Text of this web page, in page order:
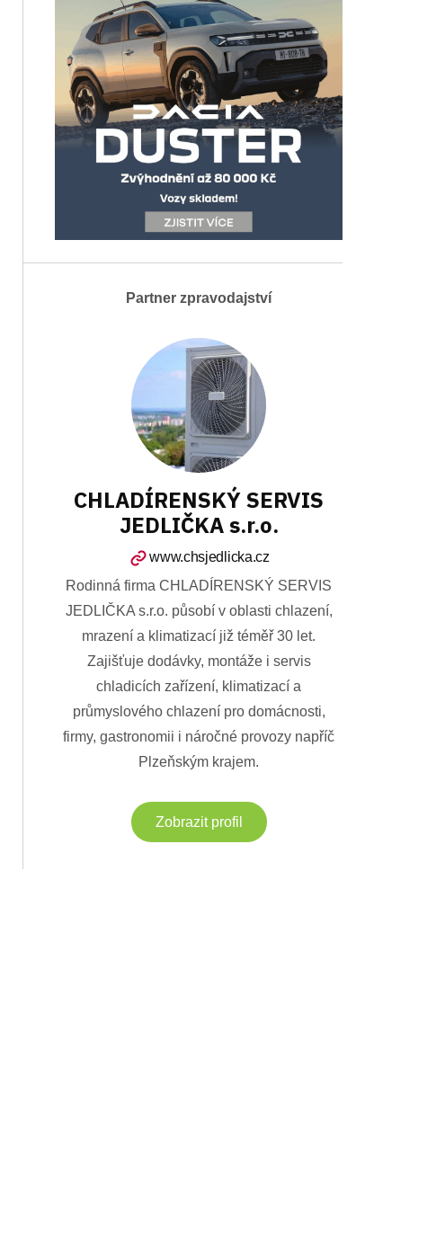
Partner zpravodajství
CHLADÍRENSKÝ SERVIS
JEDLIČKA s.r.o.
www.chsjedlicka.cz
Rodinná firma CHLADÍRENSKÝ SERVIS
JEDLIČKA s.r.o. působí v oblasti chlazení,
mrazení a klimatizací již téměř 30 let.
Zajišťuje dodávky, montáže i servis
chladicích zařízení, klimatizací a
průmyslového chlazení pro domácnosti,
firmy, gastronomii i náročné provozy napříč
Plzeňským krajem.
Zobrazit profil